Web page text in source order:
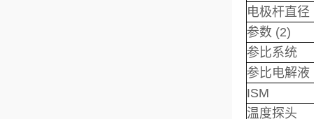
电极杆直径
参数 (2)
参比系统
参比电解液
ISM
温度探头